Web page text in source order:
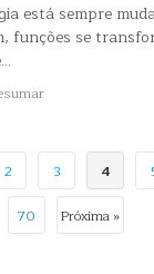
está sempre
funções se
2 3 4
70
Próxima »